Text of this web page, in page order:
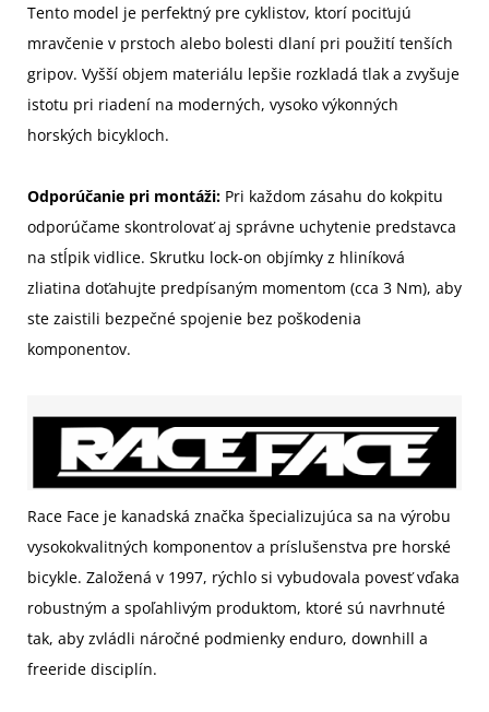
Tento model je perfektný pre cyklistov, ktorí pociťujú
mravčenie v prstoch alebo bolesti dlaní pri použití tenších
gripov. Vyšší objem materiálu lepšie rozkladá tlak a zvyšuje
istotu pri riadení na moderných, vysoko výkonných
horských bicykloch.
Odporúčanie pri montáži: Pri každom zásahu do kokpitu
odporúčame skontrolovať aj správne uchytenie predstavca
na stĺpik vidlice. Skrutku lock-on objímky z hliníková
zliatina doťahujte predpísaným momentom (cca 3 Nm), aby
ste zaistili bezpečné spojenie bez poškodenia
komponentov.
Race Face je kanadská značka špecializujúca sa na výrobu
vysokokvalitných komponentov a príslušenstva pre horské
bicykle. Založená v 1997, rýchlo si vybudovala povesť vďaka
robustným a spoľahlivým produktom, ktoré sú navrhnuté
tak, aby zvládli náročné podmienky enduro, downhill a
freeride disciplín.